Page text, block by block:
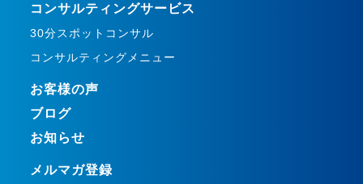
コンサルティングサービス
30分スポットコンサル
コンサルティングメニュー
お客様の声
ブログ
お知らせ
メルマガ登録